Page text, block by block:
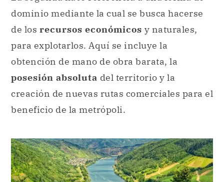
dominio mediante la cual se busca hacerse
de los recursos económicos y naturales,
para explotarlos. Aquí se incluye la
obtención de mano de obra barata, la
posesión absoluta del territorio y la
creación de nuevas rutas comerciales para el
beneficio de la metrópoli.